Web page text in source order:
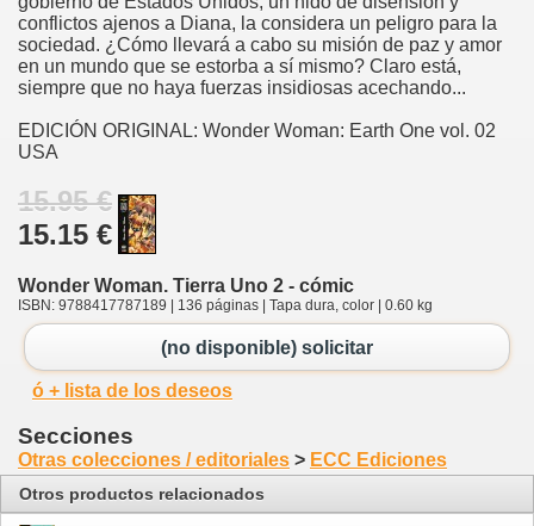
conflictos ajenos a Diana, la considera un peligro para la
sociedad. ¿Cómo llevará a cabo su misión de paz y amor
en un mundo que se estorba a sí mismo? Claro está,
siempre que no haya fuerzas insidiosas acechando...
EDICIÓN ORIGINAL: Wonder Woman: Earth One vol. 02
USA
15.95 €
15.15 €
Wonder Woman. Tierra Uno 2 - cómic
ISBN: 9788417787189 | 136 páginas | Tapa dura, color | 0.60 kg
(no disponible) solicitar
ó + lista de los deseos
Secciones
Otras colecciones / editoriales > ECC Ediciones
Otros productos relacionados